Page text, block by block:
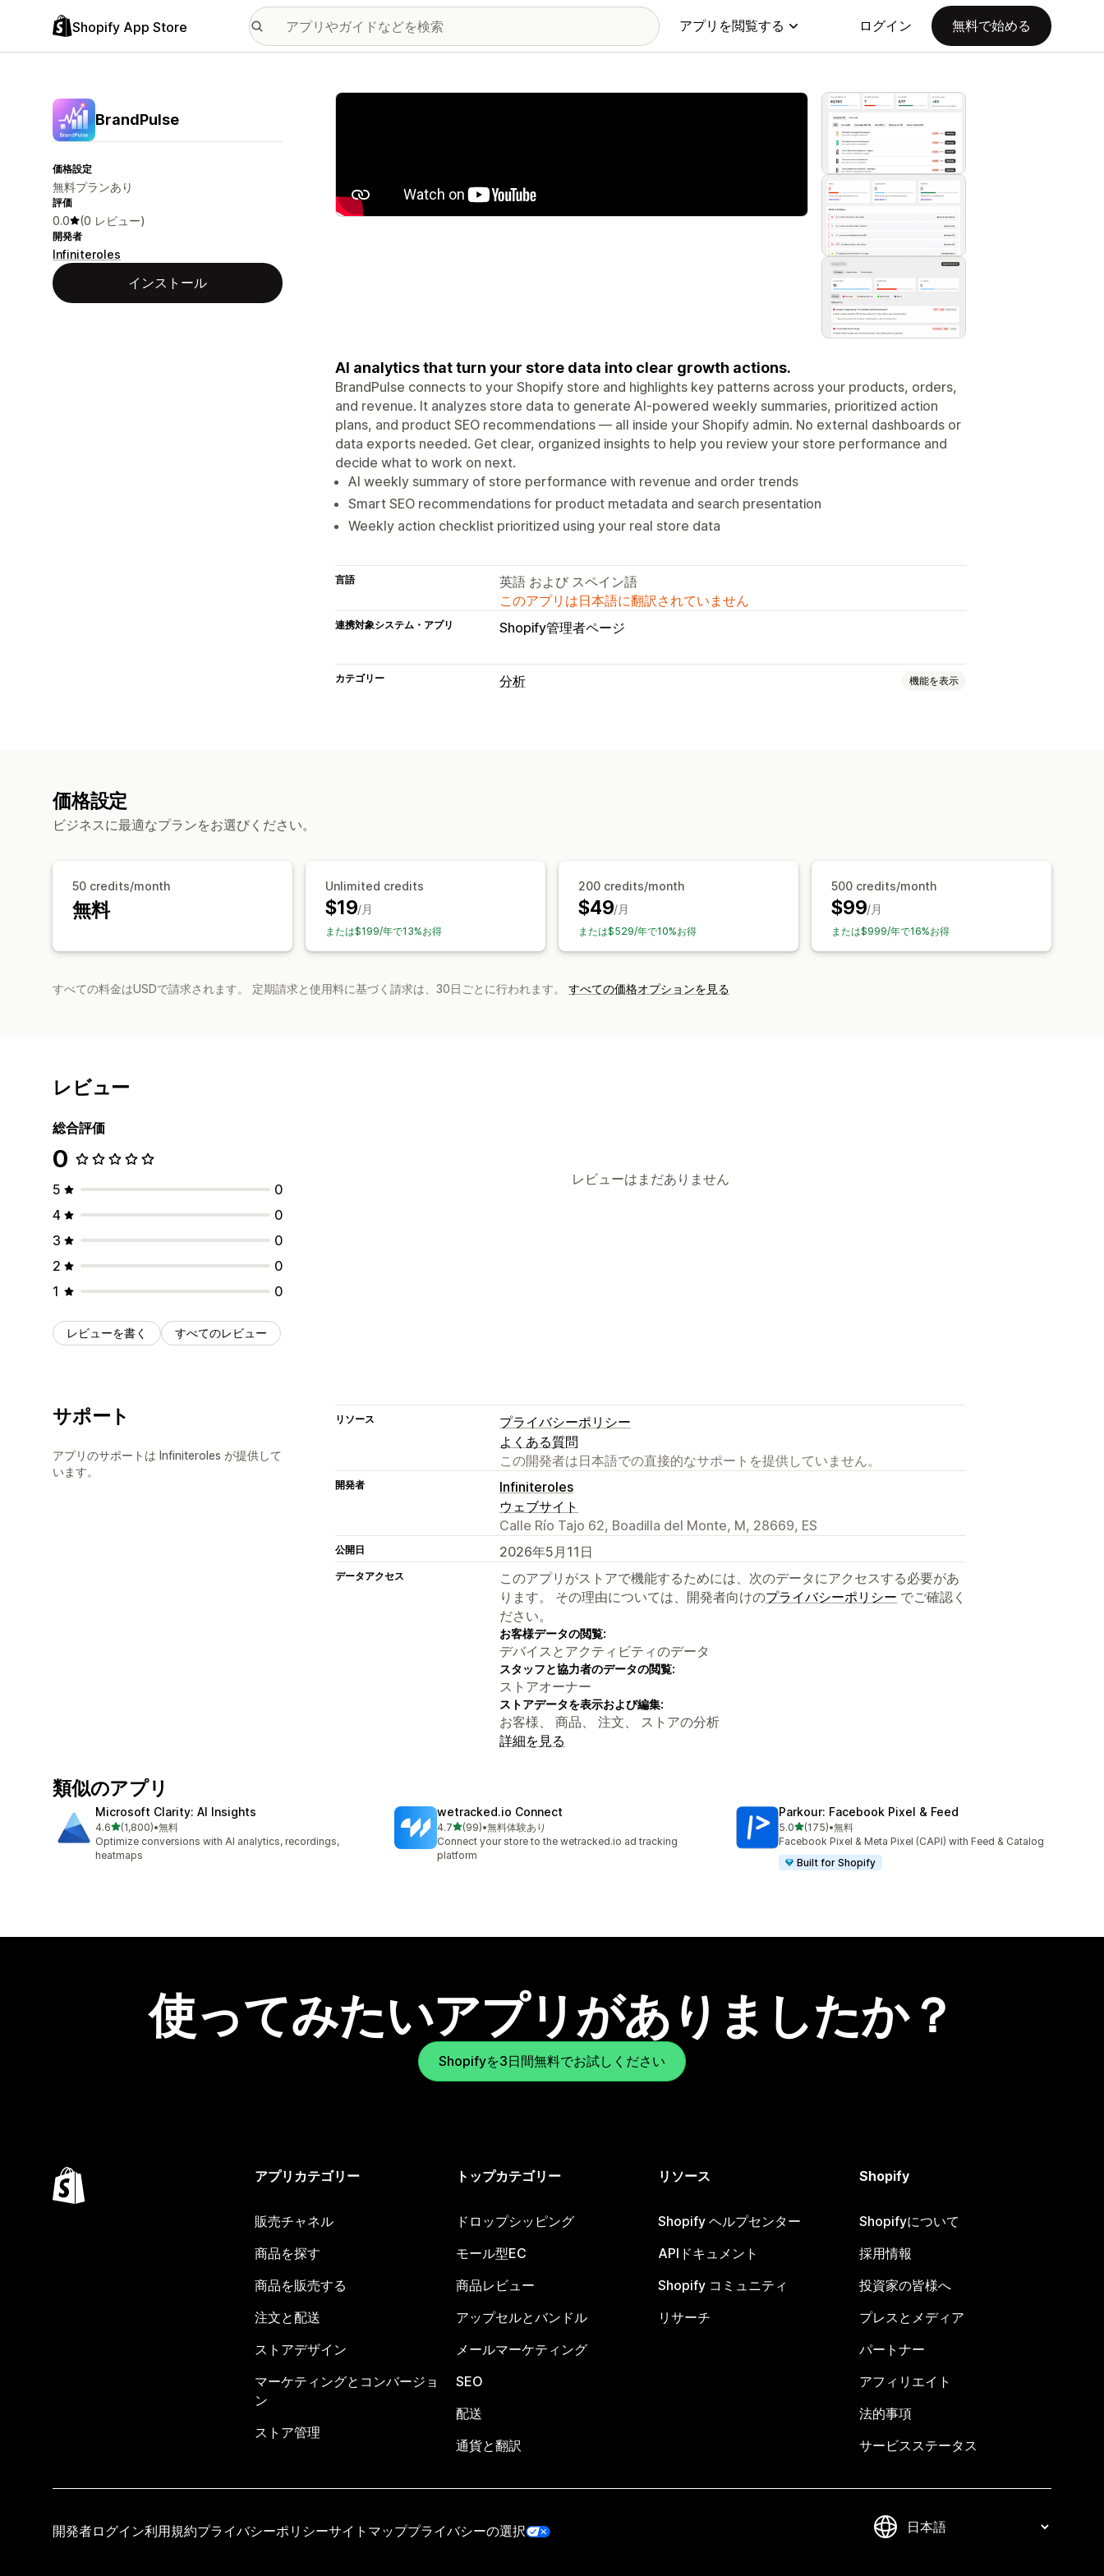
Shopify App Store アプリを閲覧する ログイン 無料で始める
BrandPulse
価格設定
無料プランあり
評価
0.0 (0 レビュー)
開発者
Infiniteroles
インストール
特集の画像ギャラリー
AI analytics that turn your store data into clear growth actions.
BrandPulse connects to your Shopify store and highlights key patterns across your products, orders,
and revenue. It analyzes store data to generate AI-powered weekly summaries, prioritized action
plans, and product SEO recommendations — all inside your Shopify admin. No external dashboards or
data exports needed. Get clear, organized insights to help you review your store performance and
decide what to work on next.
AI weekly summary of store performance with revenue and order trends
Smart SEO recommendations for product metadata and search presentation
Weekly action checklist prioritized using your real store data
言語
英語 および スペイン語
このアプリは日本語に翻訳されていません
連携対象システム・アプリ Shopify管理者ページ
カテゴリー 分析 機能を表示
価格設定
ビジネスに最適なプランをお選びください。
50 credits/month
無料
Unlimited credits
$19/月
または$199/年で13%お得
200 credits/month
$49/月
または$529/年で10%お得
500 credits/month
$99/月
または$999/年で16%お得
すべての料金はUSDで請求されます。 定期請求と使用料に基づく請求は、30日ごとに行われます。 すべての価格オプションを見る
レビュー
総合評価
0
5
0
4
0
3
0
2
0
1
0
レビューを書く すべてのレビュー
レビューはまだありません
サポート
アプリのサポートは Infiniteroles が提供して
います。
リソース
プライバシーポリシー
よくある質問
この開発者は日本語での直接的なサポートを提供していません。
開発者
Infiniteroles
ウェブサイト
Calle Río Tajo 62, Boadilla del Monte, M, 28669, ES
公開日 2026年5月11日
データアクセス
このアプリがストアで機能するためには、次のデータにアクセスする必要があ
ります。 その理由については、開発者向けのプライバシーポリシー でご確認く
ださい。
お客様データの閲覧:
デバイスとアクティビティのデータ
スタッフと協力者のデータの閲覧:
ストアオーナー
ストアデータを表示および編集:
お客様、 商品、 注文、 ストアの分析
詳細を見る
類似のアプリ
Microsoft Clarity: AI Insights
4.65つ星中
(1,800)
合計レビュー数：1800件
•無料
Optimize conversions with AI analytics, recordings,
heatmaps
wetracked.io Connect
4.75つ星中
(99)
合計レビュー数：99件
•無料体験あり
Connect your store to the wetracked.io ad tracking
platform
Parkour: Facebook Pixel & Feed
5.05つ星中
(175)
合計レビュー数：175件
•無料
Facebook Pixel & Meta Pixel (CAPI) with Feed & Catalog
Built for Shopify
使ってみたいアプリがありましたか？
Shopifyを3日間無料でお試しください
アプリカテゴリー
販売チャネル
商品を探す
商品を販売する
注文と配送
ストアデザイン
マーケティングとコンバージョ
ン
ストア管理
トップカテゴリー
ドロップシッピング
モール型EC
商品レビュー
アップセルとバンドル
メールマーケティング
SEO
配送
通貨と翻訳
リソース
Shopify ヘルプセンター
APIドキュメント
Shopify コミュニティ
リサーチ
Shopify
Shopifyについて
採用情報
投資家の皆様へ
プレスとメディア
パートナー
アフィリエイト
法的事項
サービスステータス
開発者ログイン利用規約プライバシーポリシーサイトマッププライバシーの選択